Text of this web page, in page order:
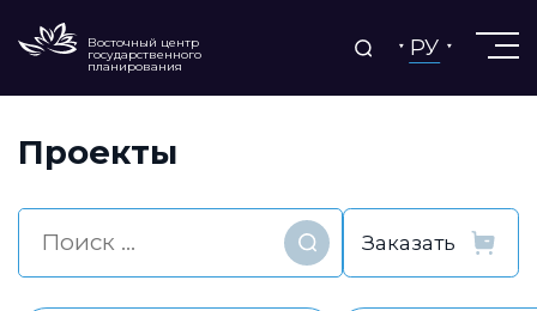
Восточный центр
государственного
планирования
РУ
Проекты
Найти